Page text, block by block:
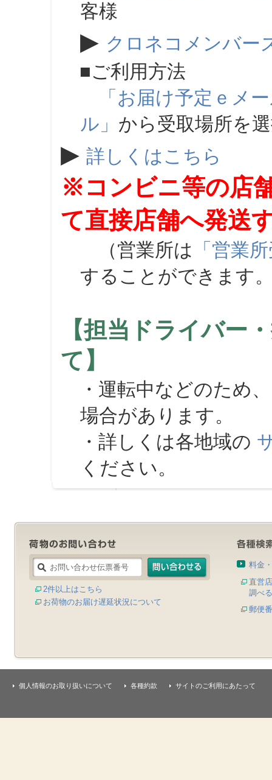
客様
▶ クロネコメンバー
■ご利用方法
「お届け予定ｅメ
ル」 から受取場所を
▶ 詳しくはこちら
※コンビニ等の店
て直接店舗へ発送
（営業所は 「営業
することができます
【担当ドライバー
て】
・運転中などのため
場合があります。
・詳しくは各地域の
ください。
2件以上はこちら
お荷物のお届け遅延状況について
料金
直営
調べる
郵便
個人情報のお取り扱いについて 各種約款 サイトのご利用にあたって